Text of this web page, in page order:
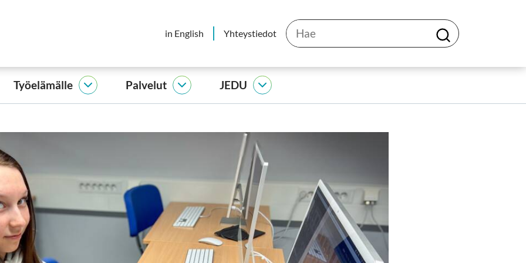
in English Yhteystiedot Hae
H
a
Työelämälle
Työelämälle
alasivut
Palvelut
Palvelut
alasivut
JEDU
JEDU
alasivut